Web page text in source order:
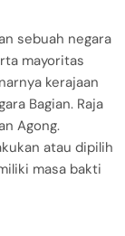
sebuah negara
mayoritas
kerajaan
Bagian. Raja
Agong.
atau dipilih
masa bakti